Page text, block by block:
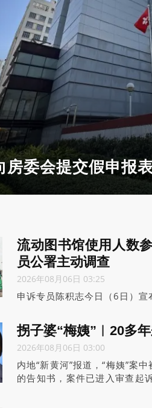
房委会提交假申报
流动图书馆使用人数
员公署主动调查
2026年08月06日 03:25
申诉专员陈积志今日（6日）宣
差，部分服务站每年到访人次
设施，更好地在不同群组推广
的大方向。
拐子婆“梅姨”︱20多
2026年08月06日 03:00
内地“新黄河”报道，“梅姨”案
的告知书，案件已进入审查起